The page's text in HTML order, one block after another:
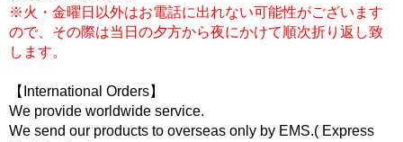
※火・金曜日以外はお電話に出れない可能性がございます
ので、その際は当日の夕方から夜にかけて順次折り返し致
します。
【International Orders】
We provide worldwide service.
We send our products to overseas only by EMS.( Express